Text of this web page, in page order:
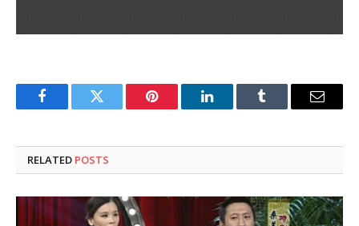
FacebookTwitter Pinterest LinkedInTumblr Email
RELATED POSTS